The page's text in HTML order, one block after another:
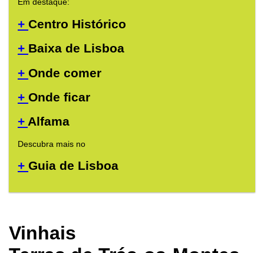
Em destaque:
+ Centro Histórico
+ Baixa de Lisboa
+ Onde comer
+ Onde ficar
+ Alfama
Descubra mais no
+ Guia de Lisboa
Vinhais